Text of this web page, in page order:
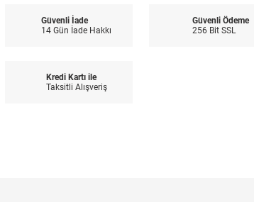
Güvenli İade
14 Gün İade Hakkı
Güvenli Ödeme
256 Bit SSL
Kredi Kartı ile
Taksitli Alışveriş